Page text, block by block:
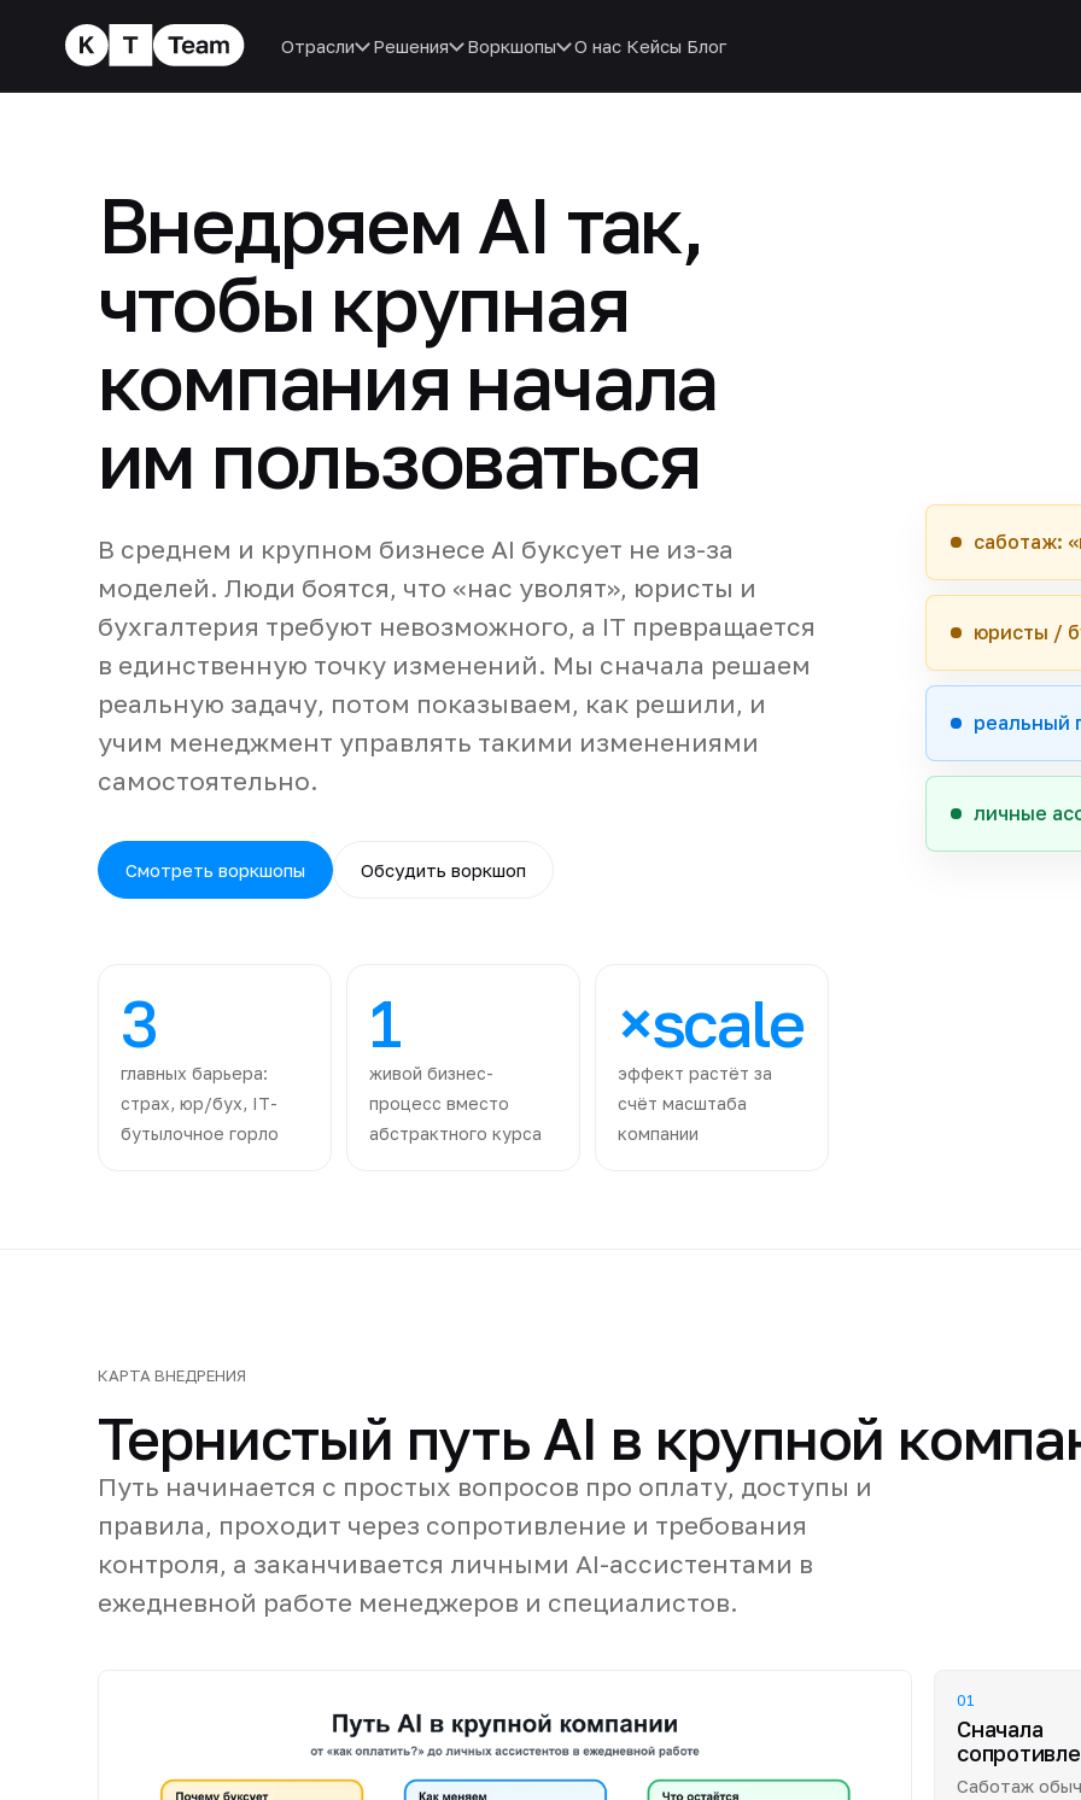
Отрасли Решения Воркшопы О нас Кейсы Блог
Внедряем AI так,
чтобы крупная
компания начала
им пользоваться
В среднем и крупном бизнесе AI буксует не из-за
моделей. Люди боятся, что «нас уволят», юристы и
бухгалтерия требуют невозможного, а IT превращается
в единственную точку изменений. Мы сначала решаем
реальную задачу, потом показываем, как решили, и
учим менеджмент управлять такими изменениями
самостоятельно.
Смотреть воркшопы Обсудить воркшоп
3
главных барьера:
страх, юр/бух, IT-
бутылочное горло
1
живой бизнес-
процесс вместо
абстрактного курса
×scale
эффект растёт за
счёт масштаба
компании
саботаж:
юристы /
реальный
личные
КАРТА ВНЕДРЕНИЯ
Тернистый путь AI в крупной
Путь начинается с простых вопросов про оплату, доступы и
правила, проходит через сопротивление и требования
контроля, а заканчивается личными AI-ассистентами в
ежедневной работе менеджеров и специалистов.
01
Сначала
Саботаж